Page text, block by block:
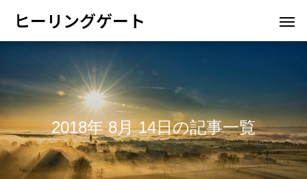
ヒーリングゲート
2018年 8月 14日の記事一覧